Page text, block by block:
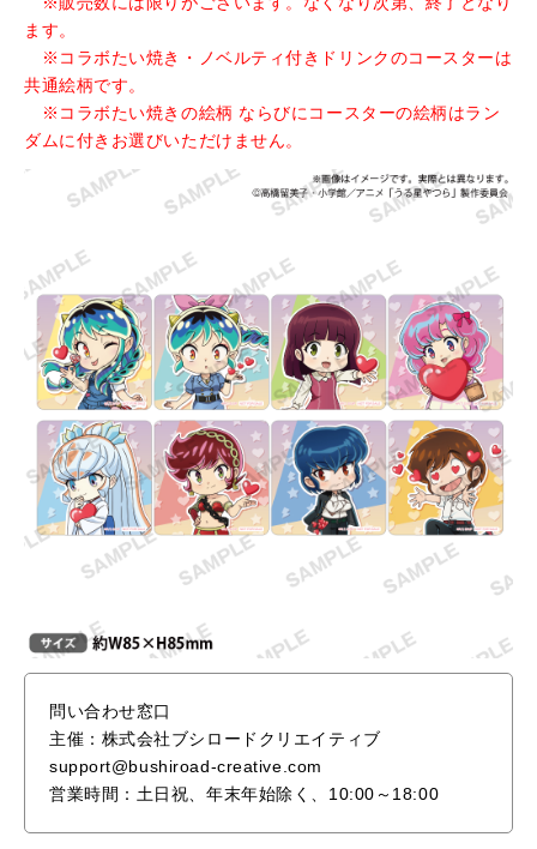
ます。
※コラボたい焼き・ノベルティ付きドリンクのコースターは
共通絵柄です。
※コラボたい焼きの絵柄 ならびにコースターの絵柄はラン
ダムに付きお選びいただけません。
問い合わせ窓口
主催：株式会社ブシロードクリエイティブ
support@bushiroad-creative.com
営業時間：土日祝、年末年始除く、10:00～18:00